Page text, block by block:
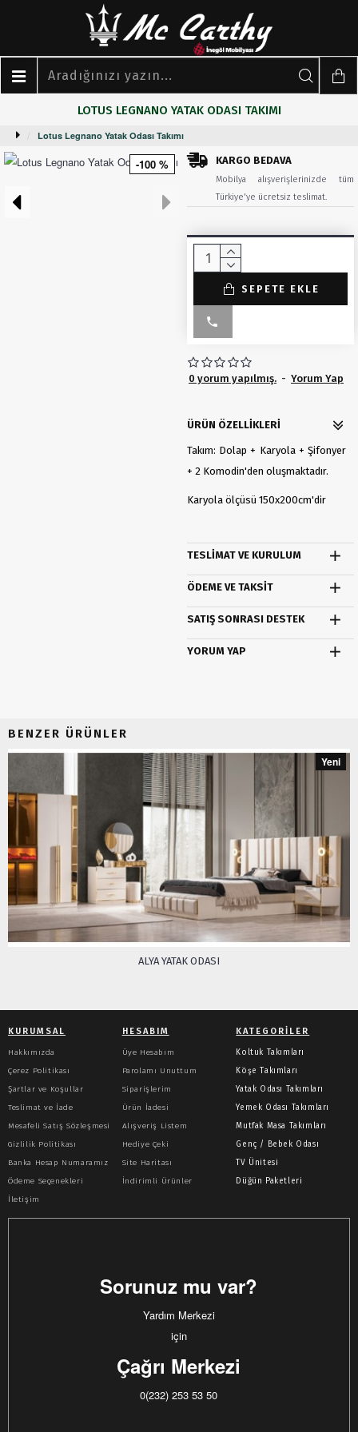
Lotus Legnano Yatak Odası Takımı
LOTUS LEGNANO YATAK ODASI TAKIMI
-100 % KARGO BEDAVA
Mobilya alışverişlerinizde tüm
Türkiye'ye ücretsiz teslimat.
0 yorum yapılmış. - Yorum Yap
SEPETE EKLE
ÜRÜN ÖZELLIKLERI
Takım: Dolap + Karyola + Şifonyer
+ 2 Komodin'den oluşmaktadır.
Karyola ölçüsü 150x200cm'dir
TESLIMAT VE KURULUM
ÖDEME VE TAKSIT
SATIŞ SONRASI DESTEK
YORUM YAP
BENZER ÜRÜNLER
Yeni
ALYA YATAK ODASI
KURUMSAL
Hakkımızda
Çerez Politikası
Şartlar ve Koşullar
Teslimat ve İade
Mesafeli Satış Sözleşmesi
Gizlilik Politikası
Banka Hesap Numaramız
Ödeme Seçenekleri
İletişim
HESABIM
Üye Hesabım
Parolamı Unuttum
Siparişlerim
Ürün İadesi
Alışveriş Listem
Hediye Çeki
Site Haritası
İndirimli Ürünler
KATEGORILER
Koltuk Takımları
Köşe Takımları
Yatak Odası Takımları
Yemek Odası Takımları
Mutfak Masa Takımları
Genç / Bebek Odası
TV Ünitesi
Düğün Paketleri
Sorunuz mu var?
Yardım Merkezi
için
Çağrı Merkezi
0(232) 253 53 50